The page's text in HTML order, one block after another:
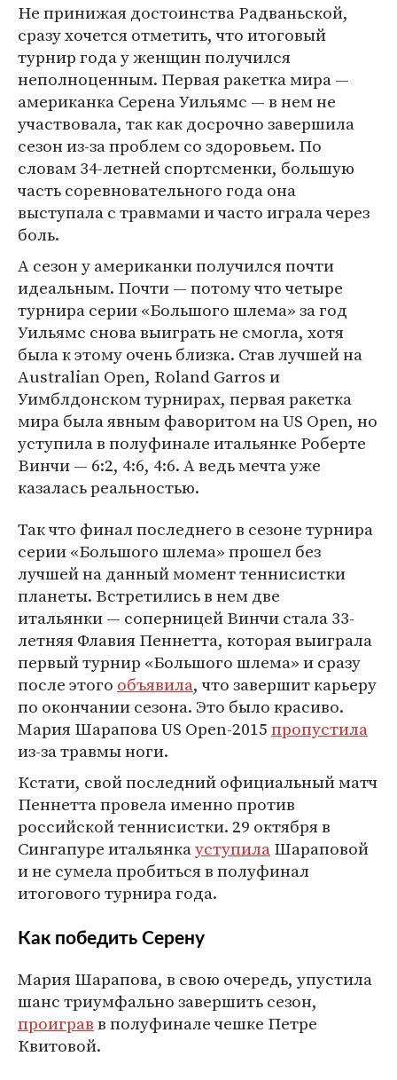
Не принижая достоинства Радваньской,
сразу хочется отметить, что итоговый
турнир года у женщин получился
неполноценным. Первая ракетка мира —
американка Серена Уильямс — в нем не
участвовала, так как досрочно завершила
сезон из-за проблем со здоровьем. По
словам 34-летней спортсменки, большую
часть соревновательного года она
выступала с травмами и часто играла через
боль.
А сезон у американки получился почти
идеальным. Почти — потому что четыре
турнира серии «Большого шлема» за год
Уильямс снова выиграть не смогла, хотя
была к этому очень близка. Став лучшей на
Australian Open, Roland Garros и
Уимблдонском турнирах, первая ракетка
мира была явным фаворитом на US Open, но
уступила в полуфинале итальянке Роберте
Винчи — 6:2, 4:6, 4:6. А ведь мечта уже
казалась реальностью.
Так что финал последнего в сезоне турнира
серии «Большого шлема» прошел без
лучшей на данный момент теннисистки
планеты. Встретились в нем две
итальянки — соперницей Винчи стала 33-
летняя Флавия Пеннетта, которая выиграла
первый турнир «Большого шлема» и сразу
после этого объявила, что завершит карьеру
по окончании сезона. Это было красиво.
Мария Шарапова US Open-2015пропустила
из-за травмы ноги.
Кстати, свой последний официальный матч
Пеннетта провела именно против
российской теннисистки. 29 октября в
Сингапуре итальянкауступилаШараповой
и не сумела пробиться в полуфинал
итогового турнира года.
Как победить Серену
Мария Шарапова, в свою очередь, упустила
шанс триумфально завершить сезон,
проигравв полуфинале чешке Петре
Квитовой.